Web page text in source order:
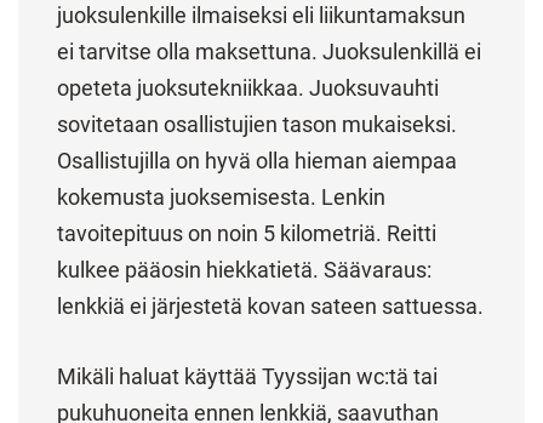
juoksulenkille ilmaiseksi eli liikuntamaksun
ei tarvitse olla maksettuna. Juoksulenkillä ei
opeteta juoksutekniikkaa. Juoksuvauhti
sovitetaan osallistujien tason mukaiseksi.
Osallistujilla on hyvä olla hieman aiempaa
kokemusta juoksemisesta. Lenkin
tavoitepituus on noin 5 kilometriä. Reitti
kulkee pääosin hiekkatietä. Säävaraus:
lenkkiä ei järjestetä kovan sateen sattuessa.
Mikäli haluat käyttää Tyyssijan wc:tä tai
pukuhuoneita ennen lenkkiä, saavuthan